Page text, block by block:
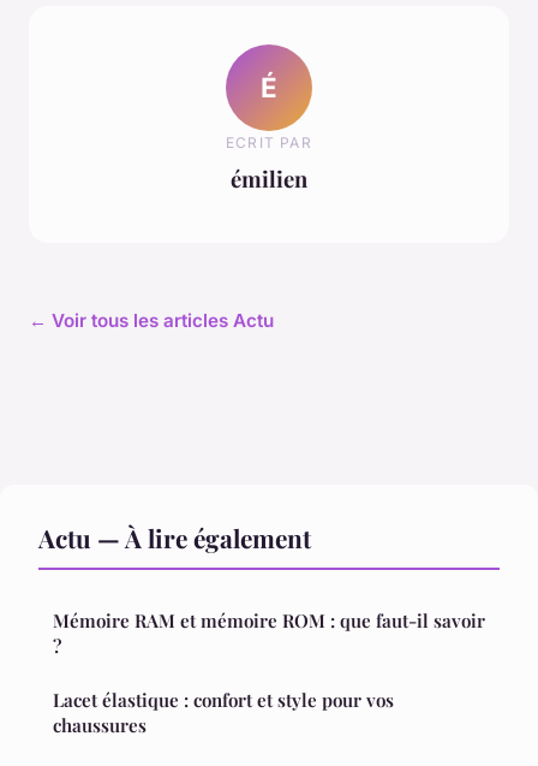
É
ECRIT PAR
émilien
← Voir tous les articles Actu
Actu — À lire également
Mémoire RAM et mémoire ROM : que faut-il savoir
?
Lacet élastique : confort et style pour vos
chaussures